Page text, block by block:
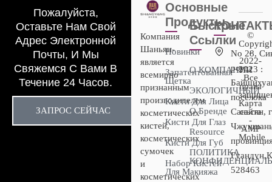
Пожалуйста,
Оставьте Нам Свой
Адрес Электронной
Почты, И Мы
Свяжемся С Вами В
Течение 24 Часов.
ЗАПРОС СЕЙЧАС
Компания
Шаньян-
является
всемирно
признанным
производителем
косметических
кистей,
косметических
сумочек
и
косметических
Основные
Продукты
Новинки
Запатентованная
Щетка
Кисти Для Лица
Кисти Для Глаз
Кисти Для Губ
Набор Кистей
Для Макияжа
Быстрые
Ссылки
О КОМПАНИИ
ЭКОЛОГИЧНЫЙ
О Бренде
Resource
ПОЛИТИКА
No 28,
роуд,
посёлока
Саньсян,
528463
©
-
2022-
2023 :
Все
права
Карта
сайта
-
AMP
Mobile